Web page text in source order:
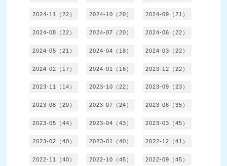
2024-11（22） 2024-10（20） 2024-09（21）
2024-08（22） 2024-07（20） 2024-06（22）
2024-05（21） 2024-04（18） 2024-03（22）
2024-02（17） 2024-01（16） 2023-12（22）
2023-11（14） 2023-10（22） 2023-09（23）
2023-08（20） 2023-07（24） 2023-06（35）
2023-05（44） 2023-04（43） 2023-03（45）
2023-02（40） 2023-01（40） 2022-12（41）
2022-11（40） 2022-10（45） 2022-09（45）